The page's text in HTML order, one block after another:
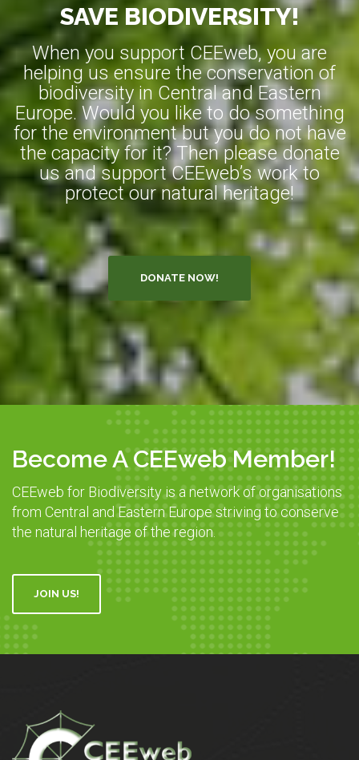
SAVE BIODIVERSITY!
When you support CEEweb, you are
helping us ensure the conservation of
biodiversity in Central and Eastern
Europe. Would you like to do something
for the environment but you do not have
the capacity for it? Then please donate
us and support CEEweb’s work to
protect our natural heritage!
DONATE NOW!
Become A CEEweb Member!
CEEweb for Biodiversity is a network of organisations
from Central and Eastern Europe striving to conserve
the natural heritage of the region.
JOIN US!